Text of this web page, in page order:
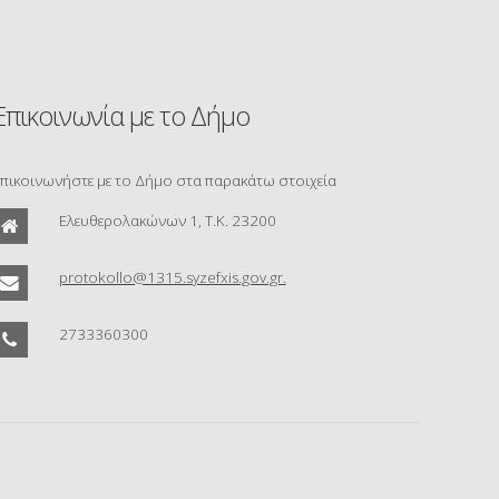
με το Δήμο
με το Δήμο στα παρακάτω στοιχεία
Ελευθερολακώνων 1, Τ.Κ. 23200
protokollo@1315.syzefxis.gov.gr.
2733360300